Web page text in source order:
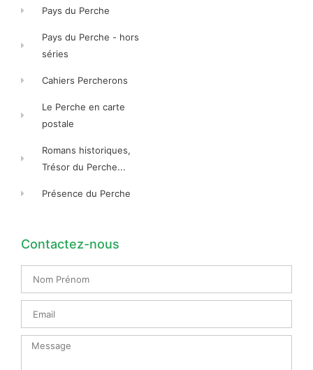
Pays du Perche
Pays du Perche - hors
séries
Cahiers Percherons
Le Perche en carte
postale
Romans historiques,
Trésor du Perche...
Présence du Perche
Contactez-nous
Prénom
Message